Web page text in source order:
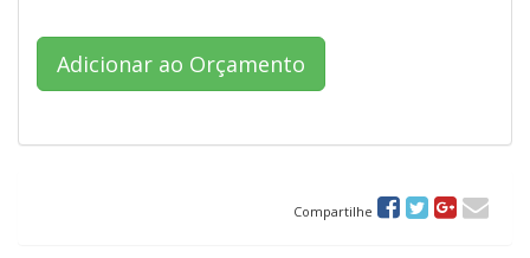
Adicionar ao Orçamento
Compartilhe